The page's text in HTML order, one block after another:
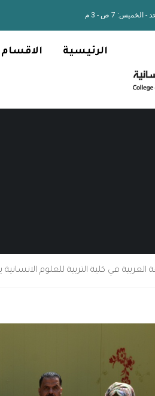
- الخميس: 7 ص - 3 م
الرئيسية
في كلية التربية للعلوم